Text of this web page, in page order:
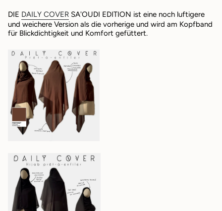
DIE DAILY COVER SA'OUDI EDITION ist eine noch luftigere
und weichere Version als die vorherige und wird am Kopfband
für Blickdichtigkeit und Komfort gefüttert.